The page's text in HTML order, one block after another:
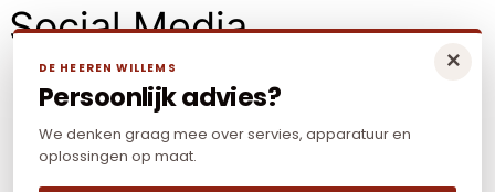
Social Media
×
DE HEEREN WILLEMS
Persoonlijk advies?
We denken graag mee over servies, apparatuur en
oplossingen op maat.